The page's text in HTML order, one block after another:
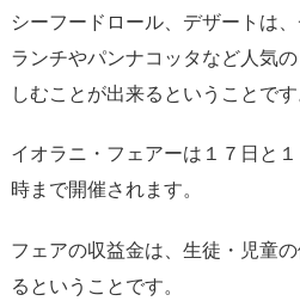
シーフードロール、デザートは
ランチやパンナコッタなど人気
しむことが出来るということです
イオラニ・フェアーは１７日と
時まで開催されます。
フェアの収益金は、生徒・児童
るということです。